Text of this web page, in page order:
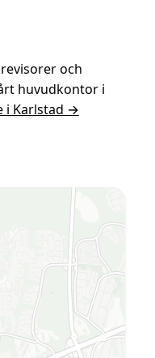
och
huvudkontor i
i Karlstad →